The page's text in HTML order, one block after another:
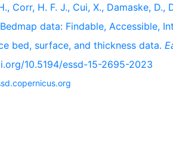
Corr, H. F. J., Cui, X., Damaske,
data: Findable, Accessible,
bed, surface, and thickness data.
10.5194/essd-15-2695-2023